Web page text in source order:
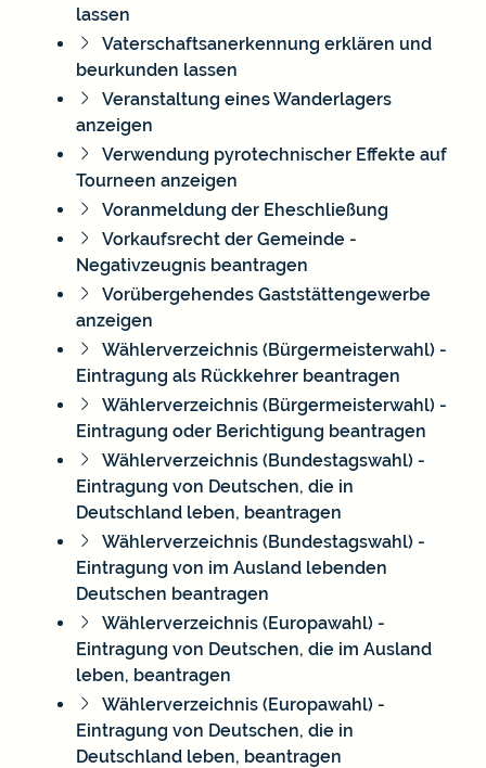
lassen
Vaterschaftsanerkennung erklären und
beurkunden lassen
Veranstaltung eines Wanderlagers
anzeigen
Verwendung pyrotechnischer Effekte auf
Tourneen anzeigen
Voranmeldung der Eheschließung
Vorkaufsrecht der Gemeinde -
Negativzeugnis beantragen
Vorübergehendes Gaststättengewerbe
anzeigen
Wählerverzeichnis (Bürgermeisterwahl) -
Eintragung als Rückkehrer beantragen
Wählerverzeichnis (Bürgermeisterwahl) -
Eintragung oder Berichtigung beantragen
Wählerverzeichnis (Bundestagswahl) -
Eintragung von Deutschen, die in
Deutschland leben, beantragen
Wählerverzeichnis (Bundestagswahl) -
Eintragung von im Ausland lebenden
Deutschen beantragen
Wählerverzeichnis (Europawahl) -
Eintragung von Deutschen, die im Ausland
leben, beantragen
Wählerverzeichnis (Europawahl) -
Eintragung von Deutschen, die in
Deutschland leben, beantragen